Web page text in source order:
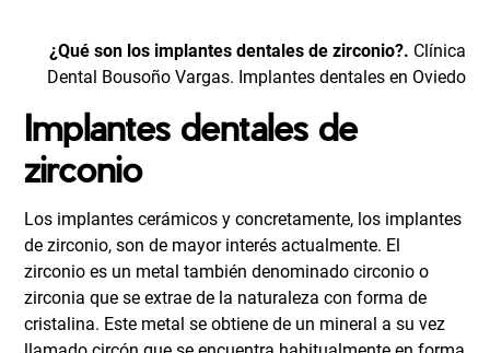
¿Qué son los implantes dentales de zirconio?. Clínica
Dental Bousoño Vargas. Implantes dentales en Oviedo
Implantes dentales de
zirconio
Los implantes cerámicos y concretamente, los implantes
de zirconio, son de mayor interés actualmente. El
zirconio es un metal también denominado circonio o
zirconia que se extrae de la naturaleza con forma de
cristalina. Este metal se obtiene de un mineral a su vez